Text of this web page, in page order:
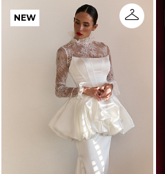
NEW